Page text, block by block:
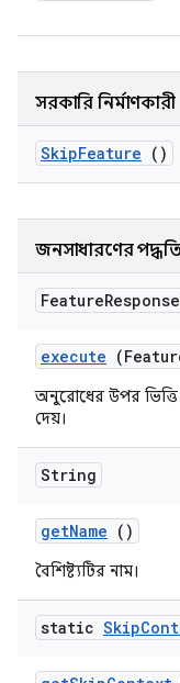
সরকারি নির্মাণকারী
SkipFeature ()
জনসাধারণের
FeatureResponse
execute
অনুরোধের উপর
দেয়।
String
getName ()
বৈশিষ্ট্যটির নাম।
static Skip